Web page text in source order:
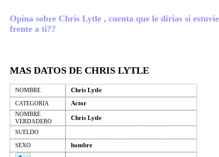
Opina sobre Chris Lytle , cuenta que le dirias si
frente a ti??
MAS DATOS DE CHRIS LYTLE
NOMBRE Chris Lytle
CATEGORIA Actor
NOMBRE
VERDADERO
Chris Lytle
SUELDO
SEXO
hombre